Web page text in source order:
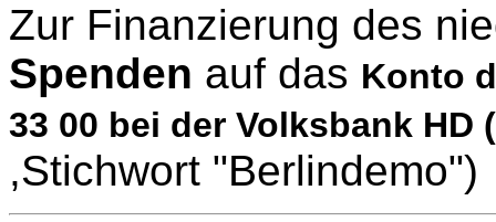
Zur Finanzierung des
Spenden auf das Konto
33 00 bei der Volksbank HD
,Stichwort "Berlindemo")